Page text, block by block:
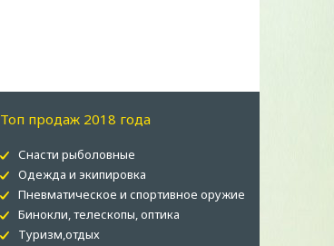
Топ продаж 2018 года
Снасти рыболовные
Одежда и экипировка
Пневматическое и спортивное оружие
Бинокли, телескопы, оптика
Туризм,отдых